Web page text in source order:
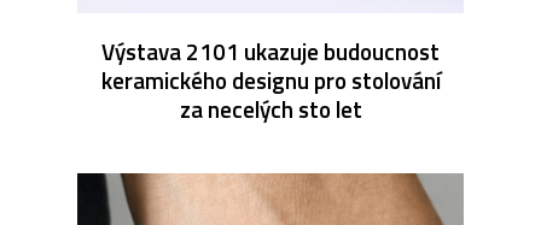
Výstava 2101 ukazuje budoucnost
keramického designu pro stolování
za necelých sto let